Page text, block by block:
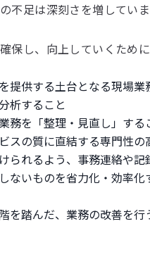
不足は深刻さを増していま
保し、向上していくために
提供する土台となる現場業
析すること
務を「整理・見直し」する
スの質に直結する専門性の
られるよう、事務連絡や記
ないものを省力化・効率化
を踏んだ、業務の改善を行